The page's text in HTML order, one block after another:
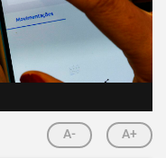
A- A+